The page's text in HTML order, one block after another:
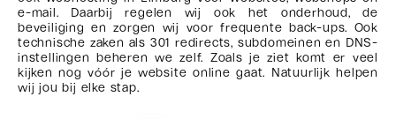
e-mail. Daarbij regelen wij ook het onderhoud, de
beveiliging en zorgen wij voor frequente back-ups. Ook
technische zaken als 301 redirects, subdomeinen en DNS-
instellingen beheren we zelf. Zoals je ziet komt er veel
kijken nog vóór je website online gaat. Natuurlijk helpen
wij jou bij elke stap.